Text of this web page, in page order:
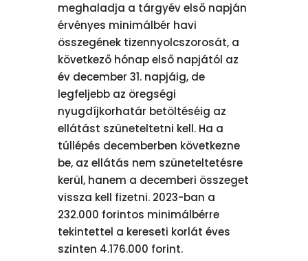
meghaladja a tárgyév első napján
érvényes minimálbér havi
összegének tizennyolcszorosát, a
következő hónap első napjától az
év december 31. napjáig, de
legfeljebb az öregségi
nyugdíjkorhatár betöltéséig az
ellátást szüneteltetni kell. Ha a
túllépés decemberben következne
be, az ellátás nem szüneteltetésre
kerül, hanem a decemberi összeget
vissza kell fizetni. 2023-ban a
232.000 forintos minimálbérre
tekintettel a kereseti korlát éves
szinten 4.176.000 forint.